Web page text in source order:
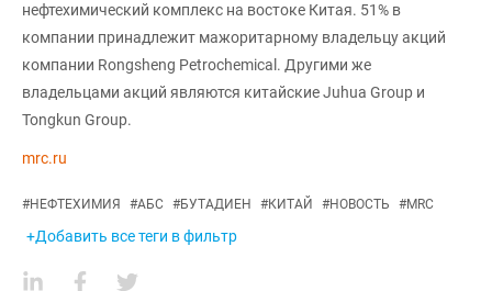
нефтехимический комплекс на востоке Китая. 51% в
компании принадлежит мажоритарному владельцу акций
компании Rongsheng Petrochemical. Другими же
владельцами акций являются китайские Juhua Group и
Tongkun Group.
mrc.ru
#НЕФТЕХИМИЯ #АБС #БУТАДИЕН #КИТАЙ #НОВОСТЬ #MRC
+Добавить все теги в фильтр